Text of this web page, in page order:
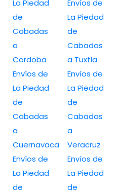
La Piedad
de
Cabadas
a
Cordoba
Envíos de
La Piedad
de
Cabadas
a
Cuernavaca
Envíos de
La Piedad
de
Envíos de
La Piedad
de
Cabadas
a Tuxtla
Envíos de
La Piedad
de
Cabadas
a
Veracruz
Envíos de
La Piedad
de